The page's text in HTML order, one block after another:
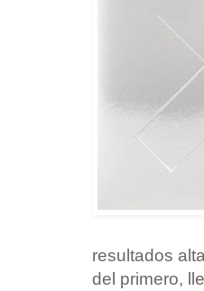
resultados
del primero,